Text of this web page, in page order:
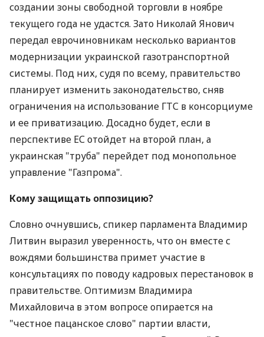
создании зоны свободной торговли в ноябре
текущего года не удастся. Зато Николай Янович
передал еврочиновникам несколько вариантов
модернизации украинской газотранспортной
системы. Под них, судя по всему, правительство
планирует изменить законодательство, сняв
ограничения на использование ГТС в консорциуме
и ее приватизацию. Досадно будет, если в
перспективе ЕС отойдет на второй план, а
украинская "труба" перейдет под монопольное
управление "Газпрома".
Кому защищать оппозицию?
Словно очнувшись, спикер парламента Владимир
Литвин выразил уверенность, что он вместе с
вождями большинства примет участие в
консультациях по поводу кадровых перестановок в
правительстве. Оптимизм Владимира
Михайловича в этом вопросе опирается на
"честное пацанское слово" партии власти,